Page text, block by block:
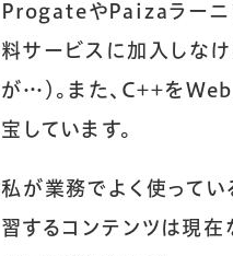
職種紹介
人を知る
ProgateやPaizaラーニ
料サービスに加入しな
が…）。また、C++を
宝しています。
私が業務でよく使ってい
習するコンテンツは現在